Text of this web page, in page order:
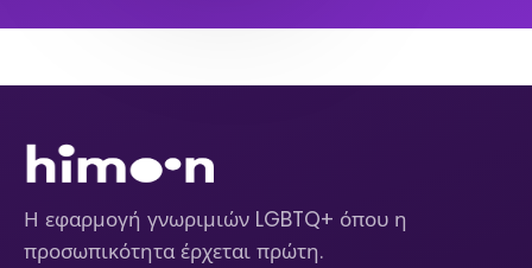
Η εφαρμογή γνωριμιών LGBTQ+ όπου η
προσωπικότητα έρχεται πρώτη.